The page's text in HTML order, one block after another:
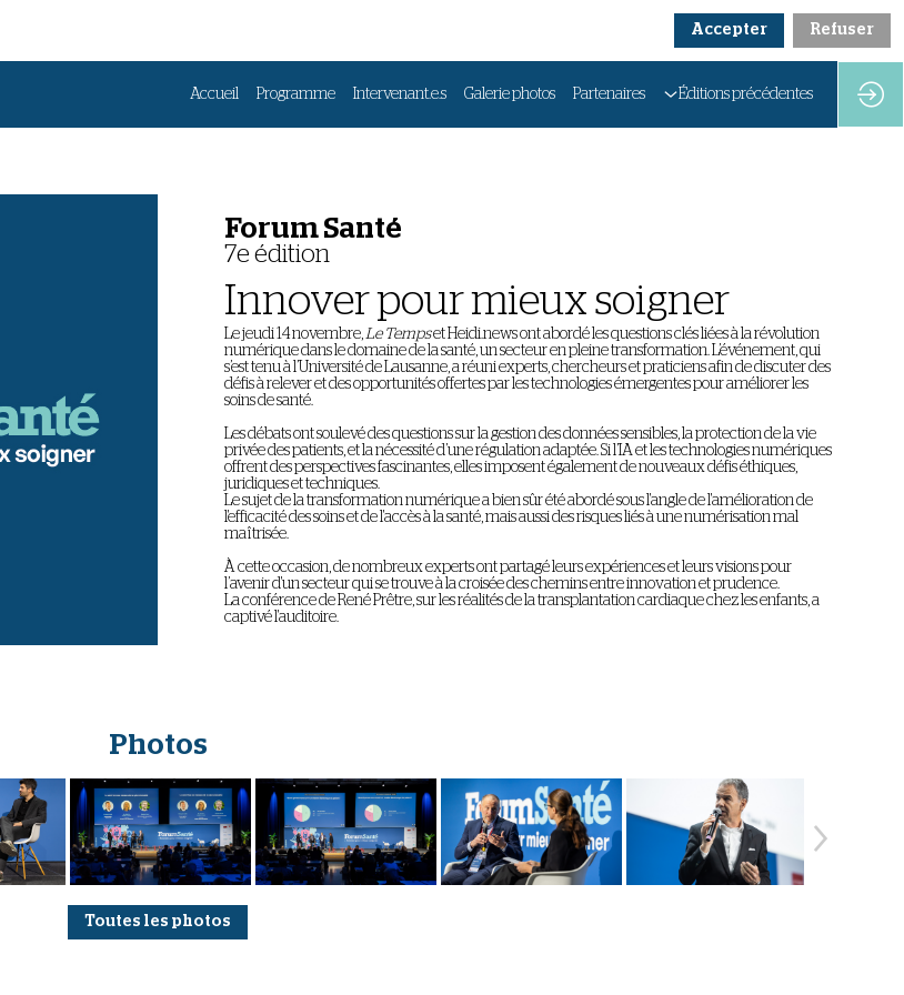
Accueil Programme Intervenant.e.s Galerie photos Partenaires Éditions précédentes
Forum Santé
7e édition
Innover pour mieux soigner
Le jeudi 14 novembre,Le Tempset Heidi.news ont abordé les questions clés liées à la révolution
numérique dans le domaine de la santé, un secteur en pleine transformation. L’événement, qui
s’est tenu à l’Université de Lausanne, a réuni experts, chercheurs et praticiens afin de discuter des
défis à relever et des opportunités offertes par les technologies émergentes pour améliorer les
soins de santé.
Les débats ont soulevé des questions sur la gestion des données sensibles, la protection de la vie
privée des patients, et la nécessité d’une régulation adaptée. Si l’IA et les technologies numériques
offrent des perspectives fascinantes, elles imposent également de nouveaux défis éthiques,
juridiques et techniques.
Le sujet de la transformation numérique a bien sûr été abordé sous l'angle de l'amélioration de
l'efficacité des soins et de l'accès à la santé, mais aussi des risques liés à une numérisation mal
maîtrisée.
À cette occasion, de nombreux experts ont partagé leurs expériences et leurs visions pour
l’avenir d'un secteur qui se trouve à la croisée des chemins entre innovation et prudence.
La conférence de René Prêtre, sur les réalités de la transplantation cardiaque chez les enfants, a
captivé l'auditoire.
Photos
Toutes les photos
Accepter Refuser